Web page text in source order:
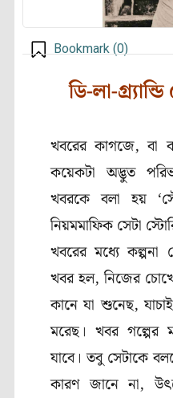
Bookmark (0)
ডি-লা-
খবরের কাগজে,বা
কয়েকটা অদ্ভুত
খবরকে বলা হয় ‘
নিয়মমাফিক সেটা
খবরের মধ্যে কল্পনা
খবর হল,নিজের
কানে যা শুনেছ,
মরেছ। খবর গল্পের
যাবে। তবু সেটাকে
কারণ জানে না,